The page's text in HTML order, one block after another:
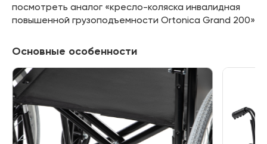
посмотреть аналог «кресло-коляска инвалидная
повышенной грузоподъемности Ortonica Grand 200»
Основные особенности